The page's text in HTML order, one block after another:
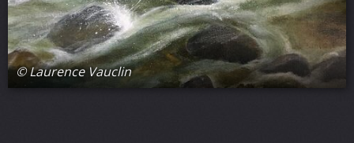
© Laurence Vauclin